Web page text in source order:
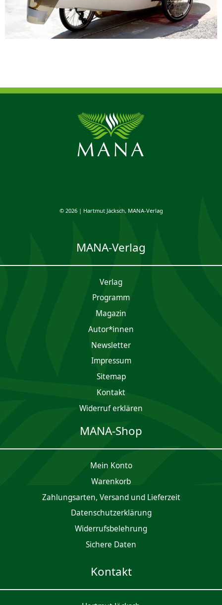
© 2026 | Hartmut Jäcksch, MANA-Verlag
MANA-Verlag
Verlag
Programm
Magazin
Autor*innen
Newsletter
Impres­sum
Sitemap
Kontakt
Widerruf erklären
MANA-Shop
Mein Konto
Waren­korb
Zahlungsarten, Versand und Lieferzeit
Daten­schutz­er­klärung
Widerrufsbelehrung
Sichere Daten
Kontakt